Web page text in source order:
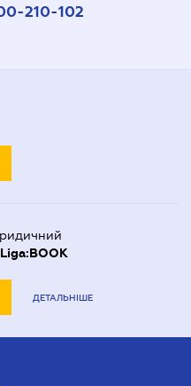
210-102
Liga:BOOK
ДЕТАЛЬНІШЕ